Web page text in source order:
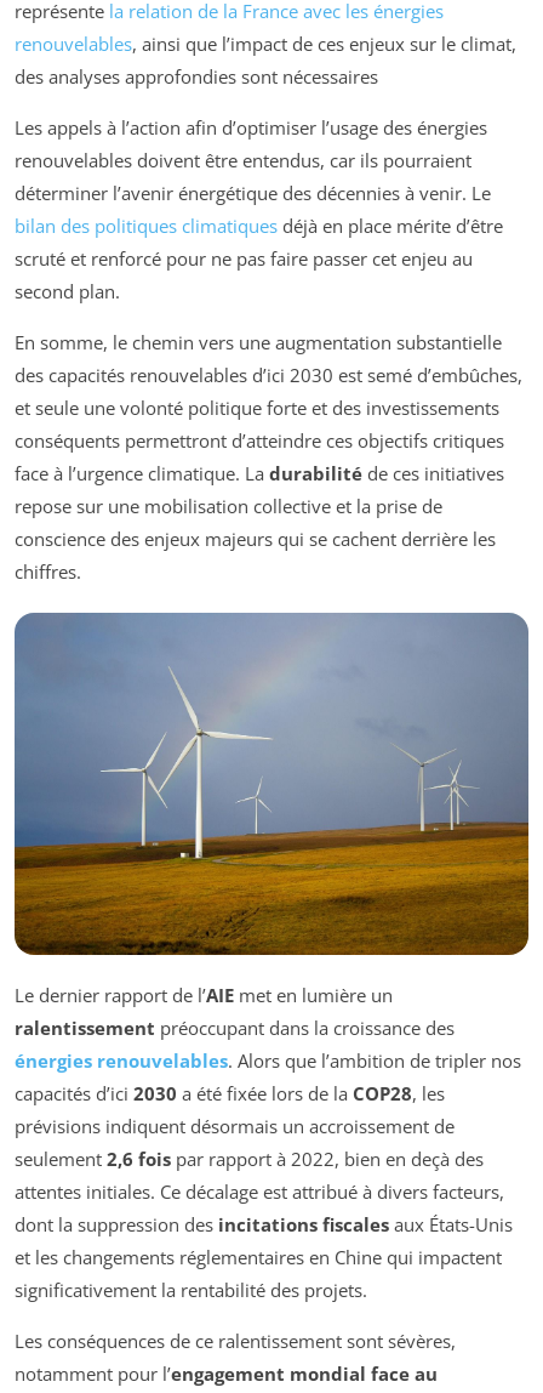
représente la relation de la France avec les énergies
renouvelables, ainsi que l’impact de ces enjeux sur le climat,
des analyses approfondies sont nécessaires
Les appels à l’action afin d’optimiser l’usage des énergies
renouvelables doivent être entendus, car ils pourraient
déterminer l’avenir énergétique des décennies à venir. Le
bilan des politiques climatiques déjà en place mérite d’être
scruté et renforcé pour ne pas faire passer cet enjeu au
second plan.
En somme, le chemin vers une augmentation substantielle
des capacités renouvelables d’ici 2030 est semé d’embûches,
et seule une volonté politique forte et des investissements
conséquents permettront d’atteindre ces objectifs critiques
face à l’urgence climatique. La durabilité de ces initiatives
repose sur une mobilisation collective et la prise de
conscience des enjeux majeurs qui se cachent derrière les
chiffres.
Le dernier rapport de l’AIE met en lumière un
ralentissement préoccupant dans la croissance des
énergies renouvelables. Alors que l’ambition de tripler nos
capacités d’ici 2030 a été fixée lors de la COP28, les
prévisions indiquent désormais un accroissement de
seulement 2,6 fois par rapport à 2022, bien en deçà des
attentes initiales. Ce décalage est attribué à divers facteurs,
dont la suppression des incitations fiscales aux États-Unis
et les changements réglementaires en Chine qui impactent
significativement la rentabilité des projets.
Les conséquences de ce ralentissement sont sévères,
notamment pour l’engagement mondial face au